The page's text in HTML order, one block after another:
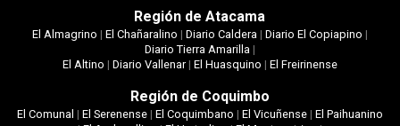
Región de Atacama
El Almagrino | El Chañaralino | Diario Caldera| Diario El Copiapino |
Diario Tierra Amarilla|
El Altino | Diario Vallenar| El Huasquino | El Freirinense
Región de Coquimbo
El Comunal | El Serenense| El Coquimbano | El Vicuñense| El Paihuanino